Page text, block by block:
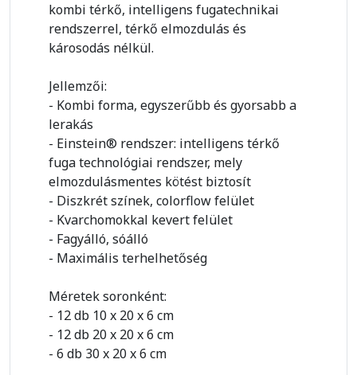
kombi térkő, intelligens fugatechnikai
rendszerrel, térkő elmozdulás és
károsodás nélkül.
Jellemzői:
- Kombi forma, egyszerűbb és gyorsabb a
lerakás
- Einstein® rendszer: intelligens térkő
fuga technológiai rendszer, mely
elmozdulásmentes kötést biztosít
- Diszkrét színek, colorflow felület
- Kvarchomokkal kevert felület
- Fagyálló, sóálló
- Maximális terhelhetőség
Méretek soronként:
- 12 db 10 x 20 x 6 cm
- 12 db 20 x 20 x 6 cm
- 6 db 30 x 20 x 6 cm